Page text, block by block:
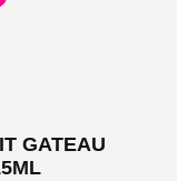
GATEAU